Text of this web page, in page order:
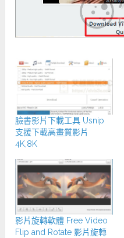
臉書影片下載工具 Usnip
支援下載高畫質影片
4K,8K
影片旋轉軟體 Free Video
Flip and Rotate 影片旋轉